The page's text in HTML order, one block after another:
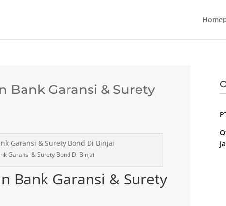
Bank Garansi & Surety
Garansi & Surety Bond Di Binjai
Bank Garansi & Surety